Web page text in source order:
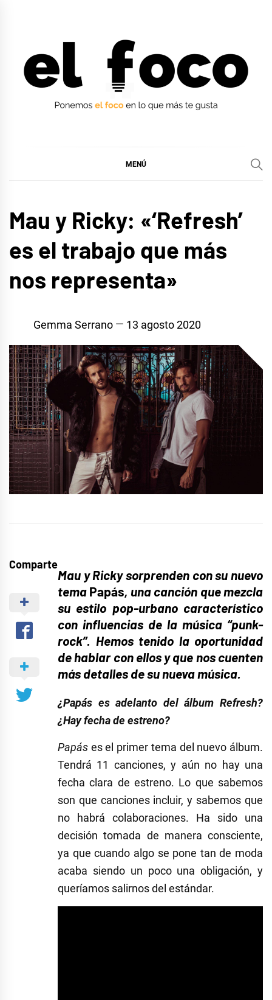
MENÚ
Mau y Ricky: «‘Refresh’
es el trabajo que más
nos representa»
Gemma Serrano 13 agosto 2020
Comparte
Mau y Ricky sorprenden con su nuevo
tema Papás, una canción que mezcla
su estilo pop-urbano característico
con influencias de la música “punk-
rock”. Hemos tenido la oportunidad
de hablar con ellos y que nos cuenten
más detalles de su nueva música.
¿Papás es adelanto del álbum Refresh?
¿Hay fecha de estreno?
Papás es el primer tema del nuevo álbum.
Tendrá 11 canciones, y aún no hay una
fecha clara de estreno. Lo que sabemos
son que canciones incluir, y sabemos que
no habrá colaboraciones. Ha sido una
decisión tomada de manera consciente,
ya que cuando algo se pone tan de moda
acaba siendo un poco una obligación, y
queríamos salirnos del estándar.